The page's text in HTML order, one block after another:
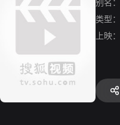
别名：
类型：
上映：